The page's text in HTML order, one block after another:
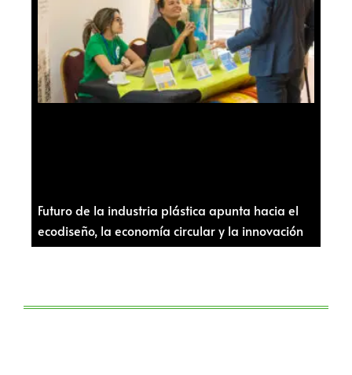
Futuro de la industria plástica apunta hacia el
ecodiseño, la economía circular y la innovación